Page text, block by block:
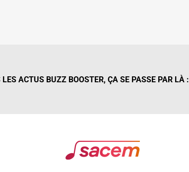
LES ACTUS BUZZ BOOSTER, ÇA SE PASSE PAR LÀ :